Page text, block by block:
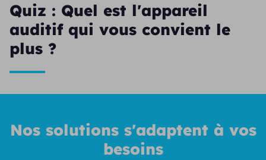
Quiz : Quel est l'appareil
auditif qui vous convient le
plus ?
Nos solutions s'adaptent à vos
besoins